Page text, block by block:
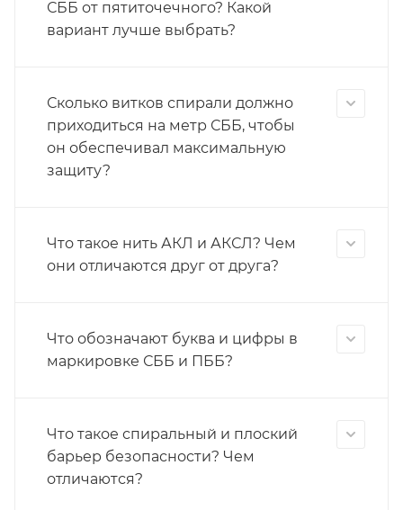
СББ от пятиточечного? Какой
вариант лучше выбрать?
Сколько витков спирали должно
приходиться на метр СББ, чтобы
он обеспечивал максимальную
защиту?
Что такое нить АКЛ и АКСЛ? Чем
они отличаются друг от друга?
Что обозначают буква и цифры в
маркировке СББ и ПББ?
Что такое спиральный и плоский
барьер безопасности? Чем
отличаются?